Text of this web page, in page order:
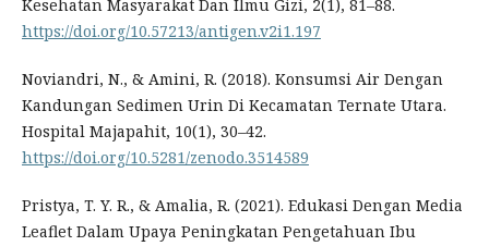
Kesehatan Masyarakat Dan Ilmu Gizi, 2(1), 81–88.
https://doi.org/10.57213/antigen.v2i1.197
Noviandri, N., & Amini, R. (2018). Konsumsi Air Dengan
Kandungan Sedimen Urin Di Kecamatan Ternate Utara.
Hospital Majapahit, 10(1), 30–42.
https://doi.org/10.5281/zenodo.3514589
Pristya, T. Y. R., & Amalia, R. (2021). Edukasi Dengan Media
Leaflet Dalam Upaya Peningkatan Pengetahuan Ibu